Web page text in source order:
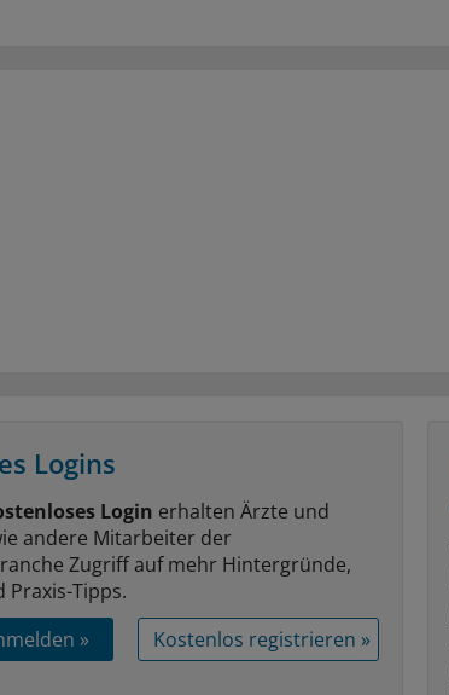
Logins
Login erhalten Ärzte und
andere Mitarbeiter der
Zugriff auf mehr Hintergründe,
Praxis-Tipps.
»
Kostenlos registrieren »